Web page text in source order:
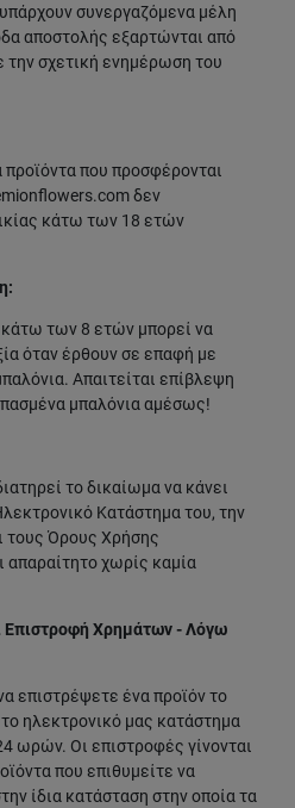
συνεργαζόμενα μέλη
αποστολής εξαρτώνται από
την σχετική ενημέρωση του
που προσφέρονται
δεν
κάτω των 18 ετών
κάτω των 8 ετών μπορεί να
όταν έρθουν σε επαφή με
Απαιτείται επίβλεψη
μπαλόνια αμέσως!
το δικαίωμα να κάνει
Κατάστημα του, την
τους Όρους Χρήσης
απαραίτητο χωρίς καμία
Επιστροφή Χρημάτων - Λόγω
επιστρέψετε ένα προϊόν το
ηλεκτρονικό μας κατάστημα
ωρών. Οι επιστροφές γίνονται
που επιθυμείτε να
ίδια κατάσταση στην οποία τα